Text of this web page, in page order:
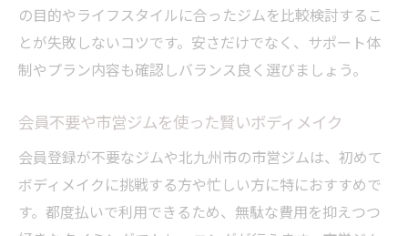
の目的やライフスタイルに合ったジムを比較検討するこ
とが失敗しないコツです。安さだけでなく、サポート体
制やプラン内容も確認しバランス良く選びましょう。
会員不要や市営ジムを使った賢いボディメイク
会員登録が不要なジムや北九州市の市営ジムは、初めて
ボディメイクに挑戦する方や忙しい方に特におすすめで
す。都度払いで利用できるため、無駄な費用を抑えつつ